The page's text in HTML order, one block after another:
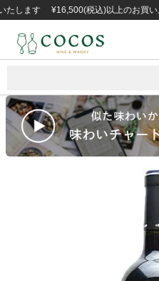
す ¥16,500(税込)以上のお買い上げ